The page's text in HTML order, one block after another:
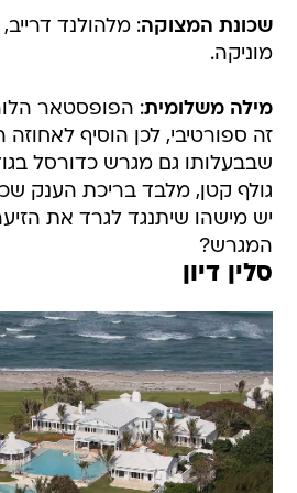
שכונת המצוקה: מלהולנד
מוניקה.
מילה משלומית: הפופסטאר
זה ספורטיבי, לכן הוסיף
שבבעלותו גם מגרש כדורסל
גולף קטן, מלבד בריכת הענק
יש מישהו שיתנגד לגרד את
המגרש?
סלין דיון